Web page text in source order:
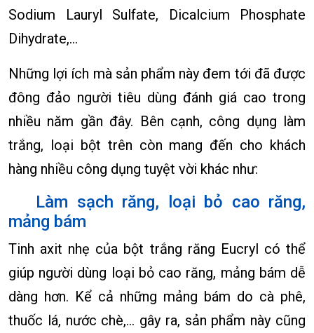
Sodium Lauryl Sulfate, Dicalcium Phosphate
Dihydrate,…
Những lợi ích mà sản phẩm này đem tới đã được
đông đảo người tiêu dùng đánh giá cao trong
nhiều năm gần đây. Bên cạnh, công dụng làm
trắng, loại bột trên còn mang đến cho khách
hàng nhiều công dụng tuyệt vời khác như:
Làm sạch răng, loại bỏ cao răng,
mảng bám
Tinh axit nhẹ của bột trắng răng Eucryl có thể
giúp người dùng loại bỏ cao răng, mảng bám dễ
dàng hơn. Kể cả những mảng bám do cà phê,
thuốc lá, nước chè,… gây ra, sản phẩm này cũng